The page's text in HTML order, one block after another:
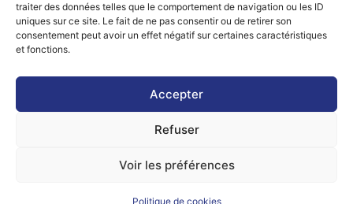
traiter des données telles que le comportement de navigation ou les ID
uniques sur ce site. Le fait de ne pas consentir ou de retirer son
consentement peut avoir un effet négatif sur certaines caractéristiques
et fonctions.
Accepter
Refuser
Voir les préférences
Politique de cookies
Contactez-nous Mentions légales
Politique de cookies (UE)